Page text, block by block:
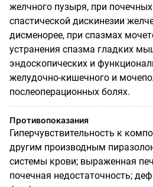
желчного пузыря, при
спастической дискинезии
дисменорее, при спазмах
устранения спазма гладких
эндоскопических и
желудочно-кишечного и
послеоперационных болях.
Противопоказания
Гиперчувствительность к
другим производным
системы крови; выраженная
почечная недостаточность;